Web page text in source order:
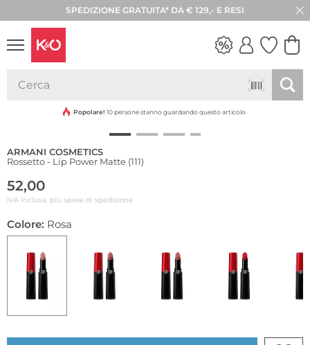
SPEDIZIONE GRATUITA* DA € 129,- E RESI
30 GIORNI DI RESO
VIBES
Popolare! 10 persone stanno guardando questo articolo
ARMANI COSMETICS
Rossetto - Lip Power Matte (111)
52,00
IVA inclusa, più spese di spedizione
Colore: Rosa